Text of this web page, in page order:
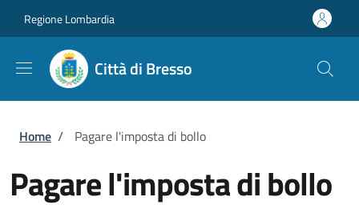
Regione Lombardia
Città di Bresso
Briciole di pane
Home / Pagare l'imposta di bollo
Pagare l'imposta di bollo